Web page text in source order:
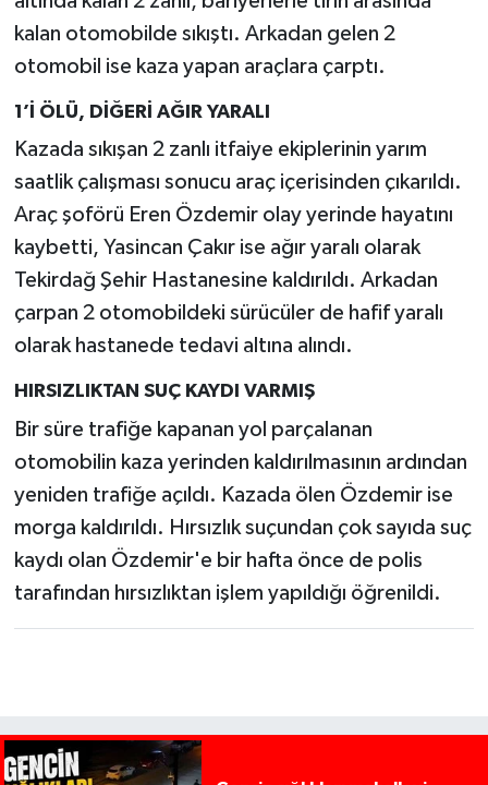
kalan otomobilde sıkıştı. Arkadan gelen 2
otomobil ise kaza yapan araçlara çarptı.
1’İ ÖLÜ, DİĞERİ AĞIR YARALI
Kazada sıkışan 2 zanlı itfaiye ekiplerinin yarım
saatlik çalışması sonucu araç içerisinden çıkarıldı.
Araç şoförü Eren Özdemir olay yerinde hayatını
kaybetti, Yasincan Çakır ise ağır yaralı olarak
Tekirdağ Şehir Hastanesine kaldırıldı. Arkadan
çarpan 2 otomobildeki sürücüler de hafif yaralı
olarak hastanede tedavi altına alındı.
HIRSIZLIKTAN SUÇ KAYDI VARMIŞ
Bir süre trafiğe kapanan yol parçalanan
otomobilin kaza yerinden kaldırılmasının ardından
yeniden trafiğe açıldı. Kazada ölen Özdemir ise
morga kaldırıldı. Hırsızlık suçundan çok sayıda suç
kaydı olan Özdemir'e bir hafta önce de polis
tarafından hırsızlıktan işlem yapıldığı öğrenildi.